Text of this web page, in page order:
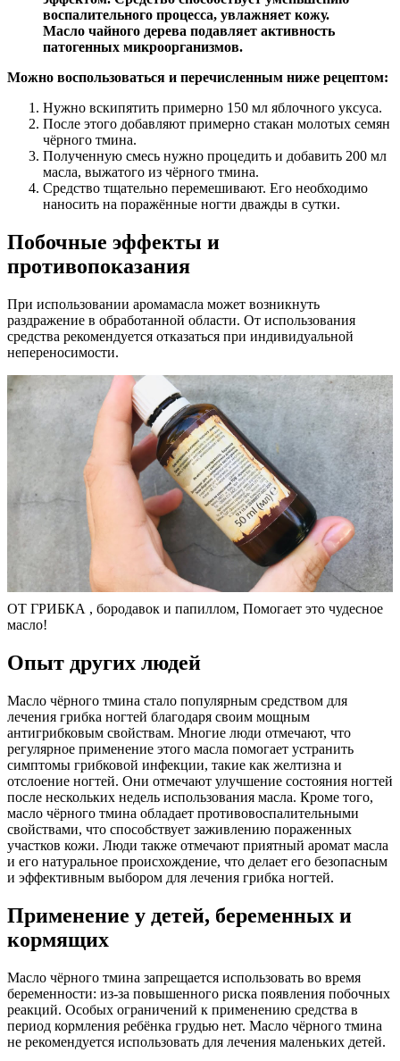
воспалительного процесса, увлажняет кожу.
Масло чайного дерева подавляет активность
патогенных микроорганизмов.
Можно воспользоваться и перечисленным ниже рецептом:
Нужно вскипятить примерно 150 мл яблочного уксуса.
После этого добавляют примерно стакан молотых семян
чёрного тмина.
Полученную смесь нужно процедить и добавить 200 мл
масла, выжатого из чёрного тмина.
Средство тщательно перемешивают. Его необходимо
наносить на поражённые ногти дважды в сутки.
Побочные эффекты и
противопоказания
При использовании аромамасла может возникнуть
раздражение в обработанной области. От использования
средства рекомендуется отказаться при индивидуальной
непереносимости.
ОТ ГРИБКА , бородавок и папиллом, Помогает это чудесное
масло!
Опыт других людей
Масло чёрного тмина стало популярным средством для
лечения грибка ногтей благодаря своим мощным
антигрибковым свойствам. Многие люди отмечают, что
регулярное применение этого масла помогает устранить
симптомы грибковой инфекции, такие как желтизна и
отслоение ногтей. Они отмечают улучшение состояния ногтей
после нескольких недель использования масла. Кроме того,
масло чёрного тмина обладает противовоспалительными
свойствами, что способствует заживлению пораженных
участков кожи. Люди также отмечают приятный аромат масла
и его натуральное происхождение, что делает его безопасным
и эффективным выбором для лечения грибка ногтей.
Применение у детей, беременных и
кормящих
Масло чёрного тмина запрещается использовать во время
беременности: из-за повышенного риска появления побочных
реакций. Особых ограничений к применению средства в
период кормления ребёнка грудью нет. Масло чёрного тмина
не рекомендуется использовать для лечения маленьких детей.